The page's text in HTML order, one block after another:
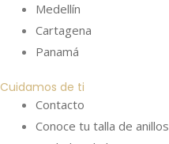
Medellín
Cartagena
Panamá
Cuidamos de ti
Contacto
Conoce tu talla de anillos